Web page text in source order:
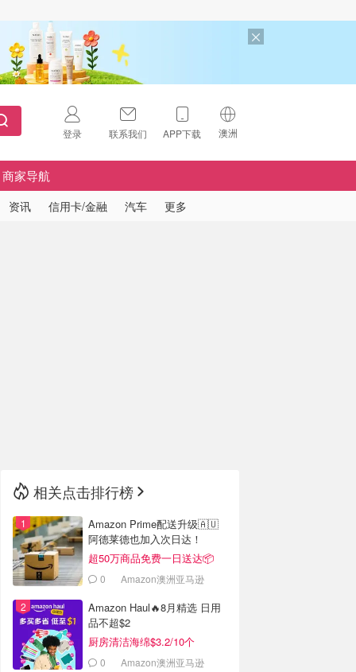
登录 联系我们 APP下载 澳洲
🇺🇸
🇨🇳中国
商家导航
资讯 信用卡/金融 汽车 更多
相关点击排行榜
Amazon Prime配送升级🇦🇺
阿德莱德也加入次日达！
超50万商品免费一日送达📦
0 Amazon澳洲亚马逊
Amazon Haul🔥8月精选 日用
品不超$2
厨房清洁海绵$3.2/10个
0 Amazon澳洲亚马逊